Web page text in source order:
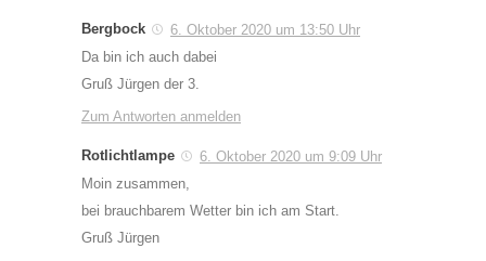
Bergbock
6. Oktober 2020 um 13:50 Uhr
Da bin ich auch dabei
Gruß Jürgen der 3.
Zum Antworten anmelden
Rotlichtlampe
6. Oktober 2020 um 9:09 Uhr
Moin zusammen,
bei brauchbarem Wetter bin ich am Start.
Gruß Jürgen